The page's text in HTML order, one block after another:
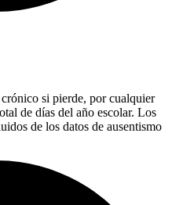
si pierde, por cualquier
de días del año escolar. Los
de los datos de ausentismo